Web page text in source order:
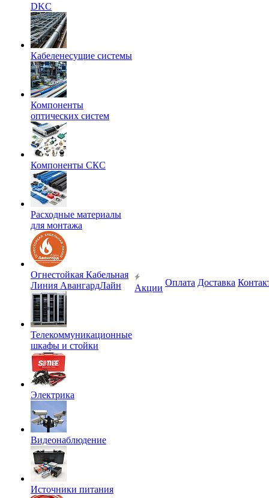
DKC
Кабеленесущие системы
Компоненты
оптических систем
Компоненты СКС
Расходные материалы
для монтажа
Огнестойкая Кабельная
Линия АвангардЛайн
Телекоммуникационные
шкафы и стойки
Электрика
Видеонаблюдение
Источники питания
Акции
Оплата Доставка